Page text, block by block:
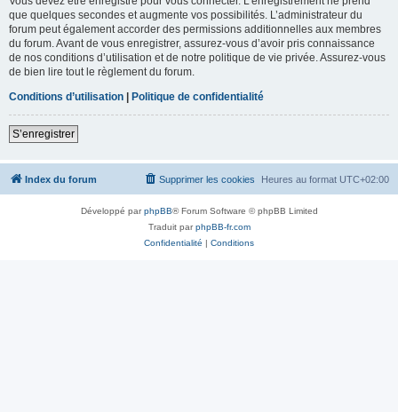
que quelques secondes et augmente vos possibilités. L’administrateur du
forum peut également accorder des permissions additionnelles aux membres
du forum. Avant de vous enregistrer, assurez-vous d’avoir pris connaissance
de nos conditions d’utilisation et de notre politique de vie privée. Assurez-vous
de bien lire tout le règlement du forum.
Conditions d’utilisation | Politique de confidentialité
S’enregistrer
Index du forum Heures au format UTC+02:00
Supprimer les cookies
Développé parphpBB® Forum Software © phpBB Limited
Traduit parphpBB-fr.com
Confidentialité | Conditions